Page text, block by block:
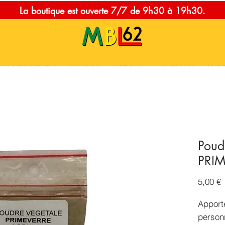
La boutique est ouverte 7/7 de 9h30 à 19h30.
MAGIE & RITUELS VAUDOU LOTIONS MINERAUX
5,00 €